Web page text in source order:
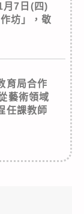
月7日(四)
坊」，敬
育局合作
藝術領域
任課教師